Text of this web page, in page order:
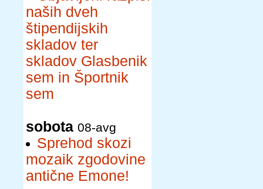
naših dveh
štipendijskih
skladov ter
skladov Glasbenik
sem in Športnik
sem
sobota 08-avg
Sprehod skozi
mozaik zgodovine
antične Emone!